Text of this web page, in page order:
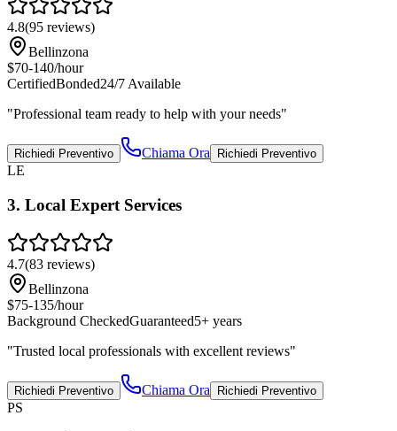
4.8(95 reviews)
Bellinzona
$70-140/hour
CertifiedBonded24/7 Available
"Professional team ready to help with your needs"
Richiedi Preventivo Chiama Ora Richiedi Preventivo
LE
3. Local Expert Services
4.7(83 reviews)
Bellinzona
$75-135/hour
Background CheckedGuaranteed5+ years
"Trusted local professionals with excellent reviews"
Richiedi Preventivo Chiama Ora Richiedi Preventivo
PS